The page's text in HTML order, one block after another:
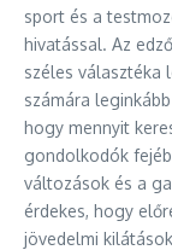
sport és a
hivatással. Az
széles választéka
számára
hogy mennyit
gondolkodók
változások és a
érdekes, hogy
jövedelmi